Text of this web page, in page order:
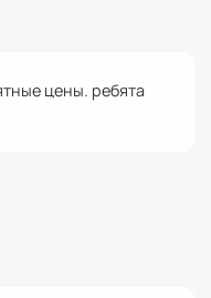
цены. ребята